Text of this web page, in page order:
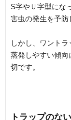
S字やＵ字型にな
害虫の発生を予防
しかし、ワント
蒸発しやすい傾
切です。
トラップのな